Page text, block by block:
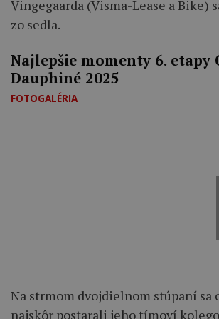
Vingegaarda (Visma-Lease a Bike)
zo sedla.
Najlepšie momenty 6.
Dauphiné 2025
FOTOGALÉRIA
Na strmom dvojdielnom stúpaní sa
najskôr postarali jeho tímoví